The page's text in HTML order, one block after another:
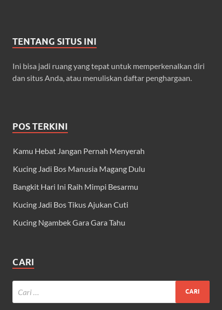
TENTANG SITUS INI
Ini bisa jadi ruang yang tepat untuk memperkenalkan diri
dan situs Anda, atau menuliskan daftar penghargaan.
POS TERKINI
Kamu Hebat Jangan Pernah Menyerah
Kucing Jadi Bos Manusia Magang Dulu
Bangkit Hari Ini Raih Mimpi Besarmu
Kucing Jadi Bos Tikus Ajukan Cuti
Kucing Ngambek Gara Gara Tahu
CARI